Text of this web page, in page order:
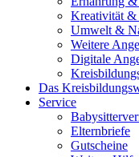
Kreativität &
Umwelt &
Weitere
Digitale
Das
Service
Elternbriefe
Gutscheine